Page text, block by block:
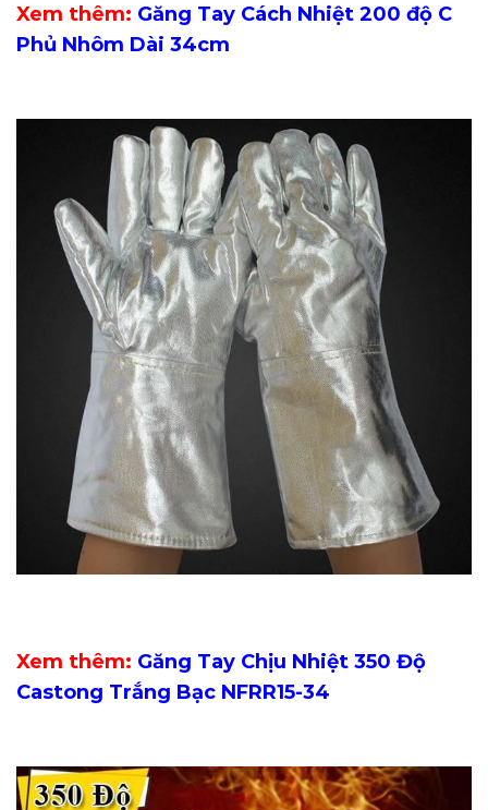
Xem thêm: Găng Tay Cách Nhiệt 200 độ C
Phủ Nhôm Dài 34cm
Xem thêm: Găng Tay Chịu Nhiệt 350 Độ
Castong Trắng Bạc NFRR15-34